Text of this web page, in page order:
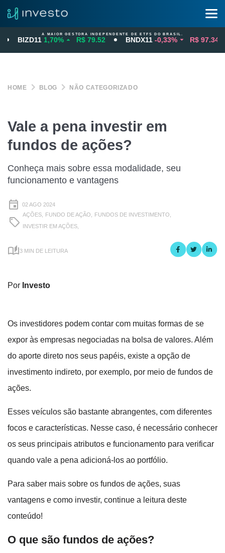
A MAIOR GESTORA INDEPENDENTE DE ETFS DO BRASIL.
BIZD111,70% R$ 79.52 BNDX11-0,33% R$ 97.34
HOME BLOG NÃO CATEGORIZADO
Vale a pena investir em
fundos de ações?
Conheça mais sobre essa modalidade, seu
funcionamento e vantagens
02 AGO 2024
AÇÕES,
FUNDO DE AÇÃO,
FUNDOS DE INVESTIMENTO,
INVESTIR EM AÇÕES,
3 MIN DE LEITURA
Por Investo
Os investidores podem contar com muitas formas de se
expor às empresas negociadas na bolsa de valores. Além
do aporte direto nos seus papéis, existe a opção de
investimento indireto, por exemplo, por meio de fundos de
ações.
Esses veículos são bastante abrangentes, com diferentes
focos e características. Nesse caso, é necessário conhecer
os seus principais atributos e funcionamento para verificar
quando vale a pena adicioná-los ao portfólio.
Para saber mais sobre os fundos de ações, suas
vantagens e como investir, continue a leitura deste
conteúdo!
O que são fundos de ações?